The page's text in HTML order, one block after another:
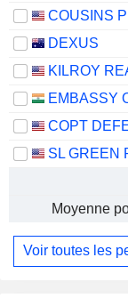
DEXUS
SL GREEN
Moyenne
Voir toutes les